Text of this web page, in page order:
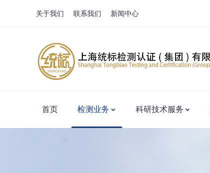
关于我们 联系我们 新闻中心
首页 检测业务 科研技术服务